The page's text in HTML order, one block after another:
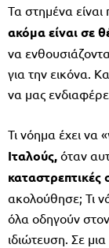
Τα στημένα
ακόμα είναι σε
να
για την εικόνα.
να μας
Τι νόημα έχει να
Ιταλούς, όταν
καταστρεπτικές
ακολούθησε; Τι
όλα οδηγούν
ιδιώτευση. Σε